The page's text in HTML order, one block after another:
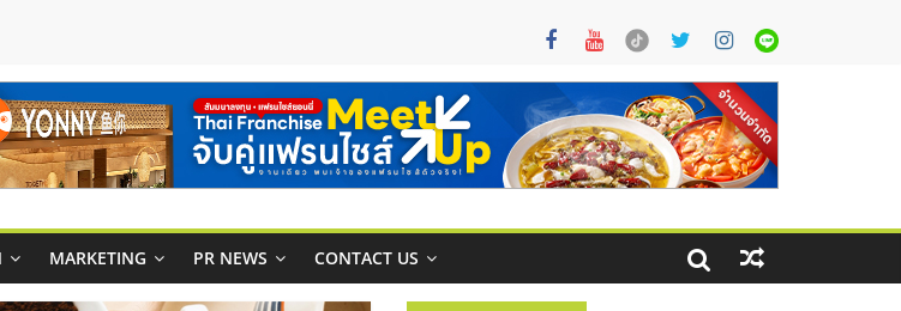
MARKETING PR NEWS CONTACT US